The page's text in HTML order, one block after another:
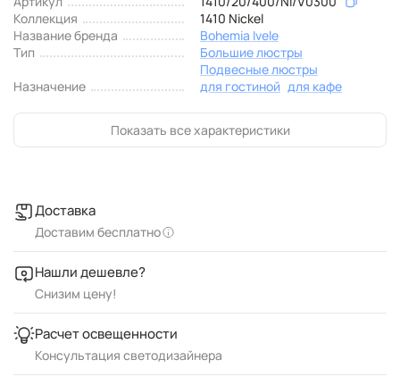
Коллекция
1410 Nickel
Название бренда
Bohemia Ivele
Тип
Большие люстры
Подвесные люстры
Назначение
для гостиной для кафе
Показать все характеристики
Доставка
Доставим бесплатно
Нашли дешевле?
Снизим цену!
Расчет освещенности
Консультация светодизайнера